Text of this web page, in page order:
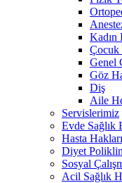
Kadın
Çocuk
Genel
Göz
Diş
Aile
Servislerimiz
Evde Sağlık
Hasta
Diyet
Sosyal
Acil Sağlık